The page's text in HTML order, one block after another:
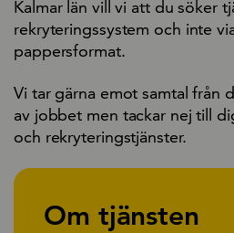
Kalmar län vill vi att du söker
rekryteringssystem och inte
pappersformat.
Vi tar gärna emot samtal från
av jobbet men tackar nej till
och rekryteringstjänster.
Om tjänsten